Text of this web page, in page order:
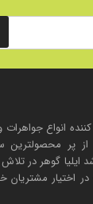
کننده انواع
پر محصولترین
ایلیا گوهر در
اختیار مشتریان